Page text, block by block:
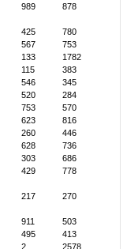
989 878
425
780
567
753
133
1782
115
383
546
345
520
284
753
570
623
816
260
446
628
736
303
686
429 778
217 270
911
503
495
413
2
2578